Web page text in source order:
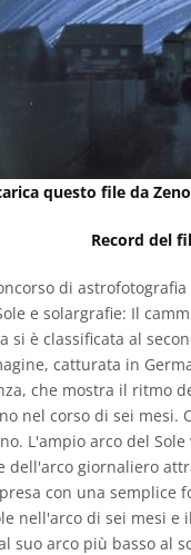
questo file da
Record del
di
e solargrafie: Il
si è classificata al
catturata in
che mostra il ritmo
nel corso di sei mesi.
L'ampio arco del
dell'arco giornaliero
con una
nell'arco di sei mesi
suo arco più basso al